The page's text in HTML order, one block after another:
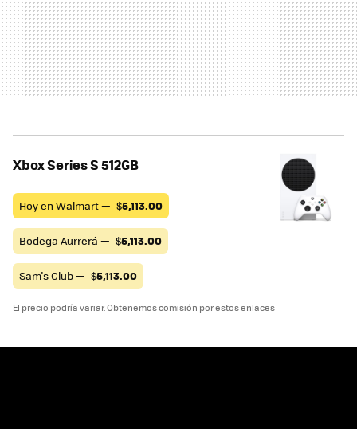
Xbox Series S 512GB
Hoy en Walmart — $5,113.00
Bodega Aurrerá — $5,113.00
Sam's Club — $5,113.00
El precio podría variar. Obtenemos comisión por estos enlaces